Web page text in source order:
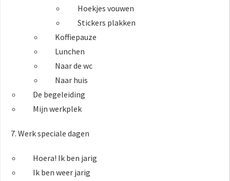
Hoekjes vouwen
Stickers plakken
Koffiepauze
Lunchen
Naar de wc
Naar huis
De begeleiding
Mijn werkplek
7. Werk speciale dagen
Hoera! Ik ben jarig
Ik ben weer jarig